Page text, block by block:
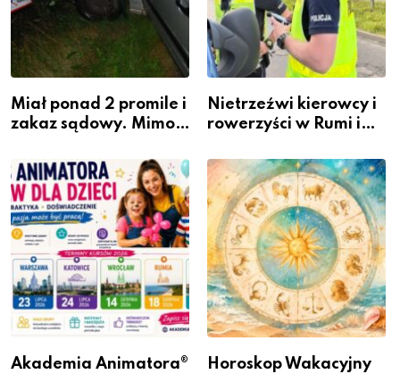
Miał ponad 2 promile i
zakaz sądowy. Mimo
kierownicę w
Bolszewie i uderzył w
ogrodzenie
Nietrzeźwi kierowcy i
rowerzyści w Rumi i
Akademia Animatora®
Horoskop Wakacyjny